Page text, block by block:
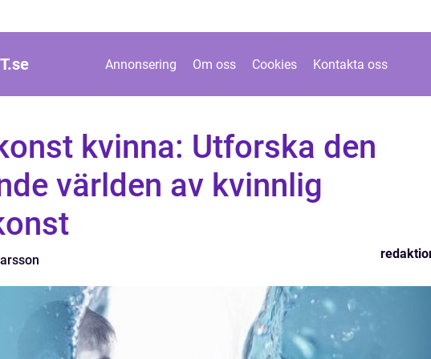
se Annonsering Om oss Cookies Kontakta oss
kvinna: Utforska den
världen av kvinnlig